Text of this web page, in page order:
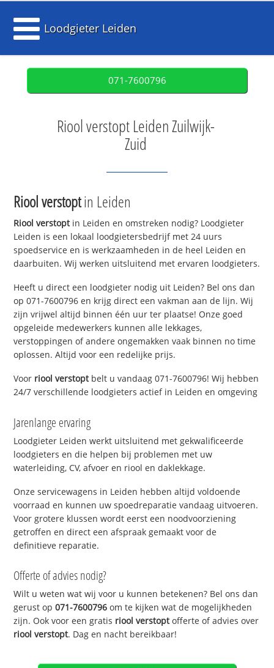
Loodgieter Leiden
071-7600796
Riool verstopt Leiden Zuilwijk-
Zuid
Riool verstoptin Leiden
Riool verstoptin Leiden en omstreken nodig? Loodgieter
Leiden is een lokaal loodgietersbedrijf met 24 uurs
spoedservice en is werkzaamheden in de heel Leiden en
daarbuiten. Wij werken uitsluitend met ervaren loodgieters.
Heeft u direct een loodgieter nodig uit Leiden? Bel ons dan
op 071-7600796 en krijg direct een vakman aan de lijn. Wij
zijn vrijwel altijd binnen één uur ter plaatse! Onze goed
opgeleide medewerkers kunnen alle lekkages,
verstoppingen of andere ongemakken vaak binnen no time
oplossen. Altijd voor een redelijke prijs.
Voor riool verstoptbelt u vandaag 071-7600796! Wij hebben
24/7 verschillende loodgieters actief in Leiden en omgeving
Jarenlange ervaring
Loodgieter Leiden werkt uitsluitend met gekwalificeerde
loodgieters en die helpen bij problemen met uw
waterleiding, CV, afvoer en riool en daklekkage.
Onze servicewagens in Leiden hebben altijd voldoende
voorraad en kunnen uw spoedreparatie vandaag uitvoeren.
Voor grotere klussen wordt eerst een noodvoorziening
getroffen en direct een afspraak gemaakt voor de
definitieve reparatie.
Offerte of advies nodig?
Wilt u weten wat wij voor u kunnen betekenen? Bel ons dan
gerust op071-7600796 om te kijken wat de mogelijkheden
zijn. Ook voor een gratis riool verstoptofferte of advies over
riool verstopt. Dag en nacht bereikbaar!